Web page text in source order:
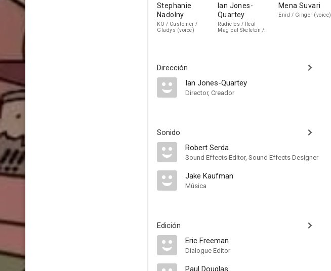
Stephanie
Nadolny
KO / Customer /
Gladys (voice)
Ian Jones-
Quartey
Radicles / Real
Magical Skeleton /
Mena Suvari
Enid / Ginger (voice)
Dirección
Ian Jones-Quartey
Director, Creador
Sonido
Robert Serda
Sound Effects Editor, Sound Effects Designer
Jake Kaufman
Música
Edición
Eric Freeman
Dialogue Editor
Paul Douglas